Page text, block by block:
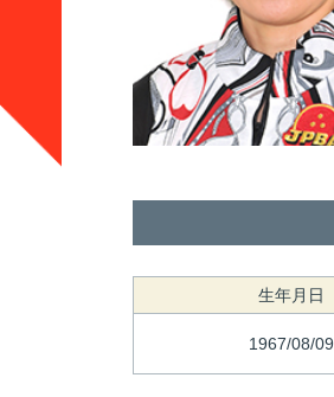
生年月日
1967/08/09